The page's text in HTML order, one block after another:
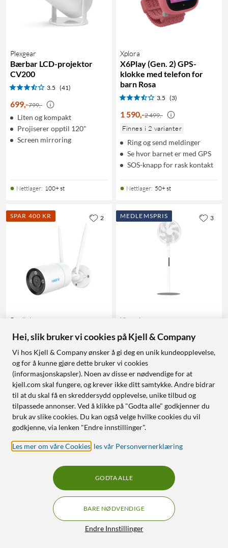
Plexgear
Bærbar LCD-projektor
CV200
3.5 (41)
699,-799,-
Liten og kompakt
Projiserer opptil 120"
Screen mirroring
Nettlager: 100+ st
Xplora
X6Play (Gen. 2) GPS-
klokke med telefon for
barn Rosa
3.5 (3)
1 590,-2 499,-
Finnes i 2 varianter
Ring og send meldinger
Se hvor barnet er med GPS
SOS-knapp for rask kontakt
Nettlager: 50+ st
SPAR 400 KR
Reolink
overvåkingskamera
5.0 (6)
999,-1 399,-
4K 8 MP med fargenattsyn
Wifi 6 (2,4/5 GHz)
AI-oppdagelse av personer,
dyr og kjøretøy
2 MEDLEMSPRIS
Xiaomi
gulvvifte
5.0 (19)
1 490,-1 790,-
Tynn og stillegående – lett å
plassere
Kjøling med luftstrøm på
opptil 25 m³/min
Enkel styring via app og
fjernkontroll
3
Hei, slik bruker vi cookies på Kjell & Company
Vi hos Kjell & Company ønsker å gi deg en unik kundeopplevelse,
og for å kunne gjøre dette bruker vi cookies
(informasjonskapsler). Noen av disse er nødvendige for at
kjell.com skal fungere, og krever ikke ditt samtykke. Andre bidrar
til at du skal få en skreddersydd opplevelse, unike tilbud og
tilpassede annonser. Ved å klikke på "Godta alle" godkjenner du
bruk av slike cookies. Du kan også velge hvilke cookies du vil
godkjenne, via lenken "Endre innstillinger".
Les mer om våre Cookies les vår Personvernerklæring
Endre Innstillinger
BARE NØDVENDIGE
GODTA ALLE